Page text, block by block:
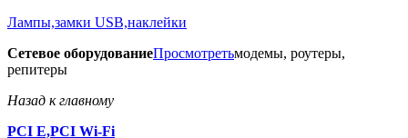
Лампы,замки USB,наклейки
Сетевое оборудованиеПросмотретьмодемы, роутеры,
репитеры
Назад к главному
PCI E,PCI Wi-Fi